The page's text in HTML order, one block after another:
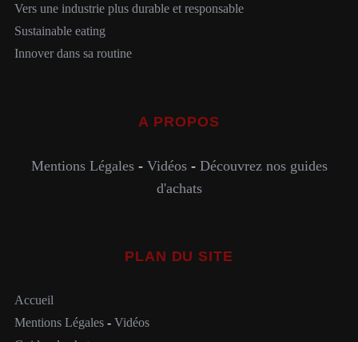
Vers une industrie plus durable et responsable
Sustainable eating
Innover dans sa routine
A PROPOS
Mentions Légales- Vidéos- Découvrez nos guides
d'achats
PLAN DU SITE
Accueil
Mentions Légales- Vidéos